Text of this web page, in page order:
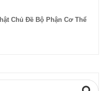
Chủ Đề Bộ Phận Cơ Thể